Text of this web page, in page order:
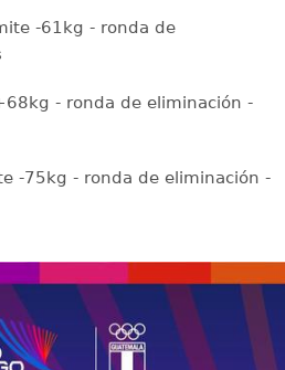
-61kg - ronda de
- ronda de eliminación -
-75kg - ronda de eliminación -